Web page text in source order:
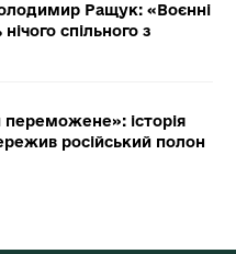
Ращук: «Воєнні
спільного з
історія
російський полон